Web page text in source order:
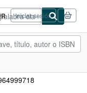
Iniciar sesión